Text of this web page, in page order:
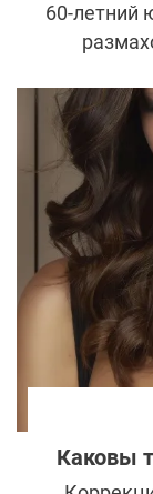
60-летний
доказала
возрасте
Каковы